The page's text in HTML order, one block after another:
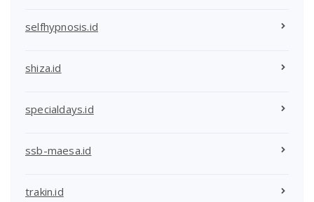
selfhypnosis.id
shiza.id
specialdays.id
ssb-maesa.id
trakin.id